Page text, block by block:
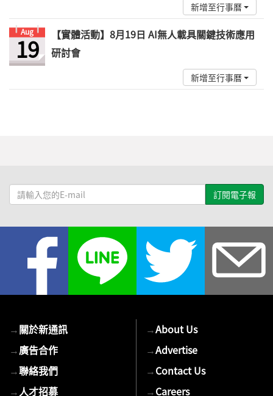
新增至行事曆
Aug
19
【實體活動】8月19日 AI無人載具關鍵技術應用
研討會
新增至行事曆
請
輸
→關於新通訊
→廣告合作
→聯絡我們
→人才招募
→About Us
→Advertise
→Contact Us
→Careers